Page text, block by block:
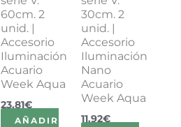
60cm. 2
unid. |
Accesorio
Iluminación
Acuario
Week Aqua
23,81€
AÑADIR
30cm. 2
unid. |
Accesorio
Iluminación
Nano
Acuario
Week Aqua
11,92€